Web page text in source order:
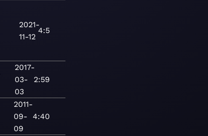
2021-
11-12
4:5
2017-
03-
03
2:59
2011-
09-
09
4:40